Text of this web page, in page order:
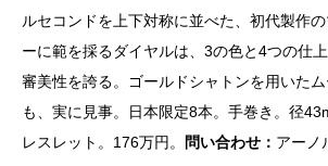
ルセコンドを上下対称に並べた、初代製作
ーに範を採るダイヤルは、3の色と4つの仕
審美性を誇る。ゴールドシャトンを用いた
も、実に見事。日本限定8本。手巻き。径
レスレット。176万円。
問い合わせ： アーノ